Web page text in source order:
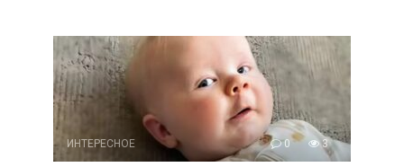
ИНТЕРЕСНОЕ 0 3